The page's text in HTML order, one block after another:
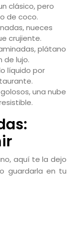
clásico, pero
de coco.
nueces
crujiente.
plátano
de lujo.
líquido por
una nube
aquí te la dejo
guardarla en tu